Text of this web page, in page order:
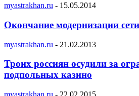
myastrakhan.ru - 15.05.2014
Окончание модернизации
myastrakhan.ru - 21.02.2013
Троих россиян осудили за
подпольных казино
myastrakhan.ru - 22.02.2015